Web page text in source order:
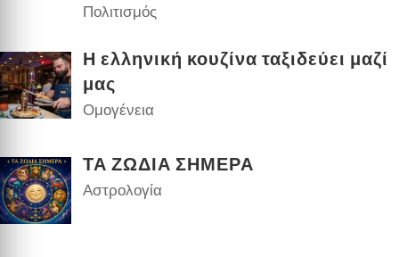
Πολιτισμός
Η ελληνική κουζίνα ταξιδεύει μαζί
μας
Ομογένεια
ΤΑ ΖΩΔΙΑ ΣΗΜΕΡΑ
Αστρολογία